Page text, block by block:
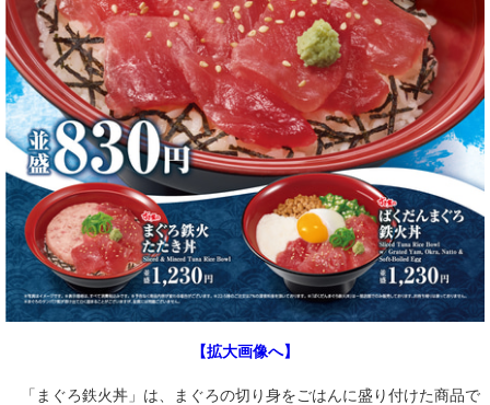
【拡大画像へ】
「まぐろ鉄火丼」は、まぐろの切り身をごはんに盛り付けた商品で